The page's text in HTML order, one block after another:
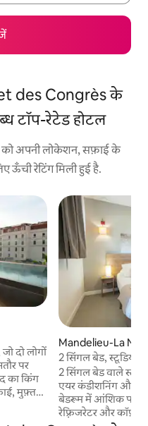
des Congrès के
टॉप-रेटेड होटल
को अपनी लोकेशन, सफ़ाई के
ऊँची रेटिंग मिली हुई है.
दो लोगों
पर
का किंग
मुफ़्त
Mandelieu-La
का कमरा
2 सिंगल बेड, स्टूडियो,
2 सिंगल बेड वाले
एयर कंडीशनिंग और
बेडरूम में आंशिक
रेफ़्रिजरेटर और